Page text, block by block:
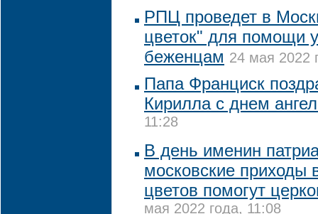
РПЦ проведет в
цветок" для помощи
беженцам 24 мая 2022
Папа Франциск
Кирилла с днем
11:28
В день именин
московские приходы
цветов помогут
мая 2022 года, 11:08